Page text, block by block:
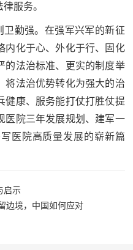
服务。
勤强。在强军兴军的新征
内化于心、外化于行、固化
的法治标准、更实的制度举
将法治优势转化为强大的治
健康、服务能打仗打胜仗提
医院三年发展规划、建军一
医院高质量发展的崭新篇
启示
边境，中国如何应对